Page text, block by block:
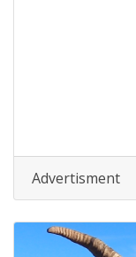
Advertisment